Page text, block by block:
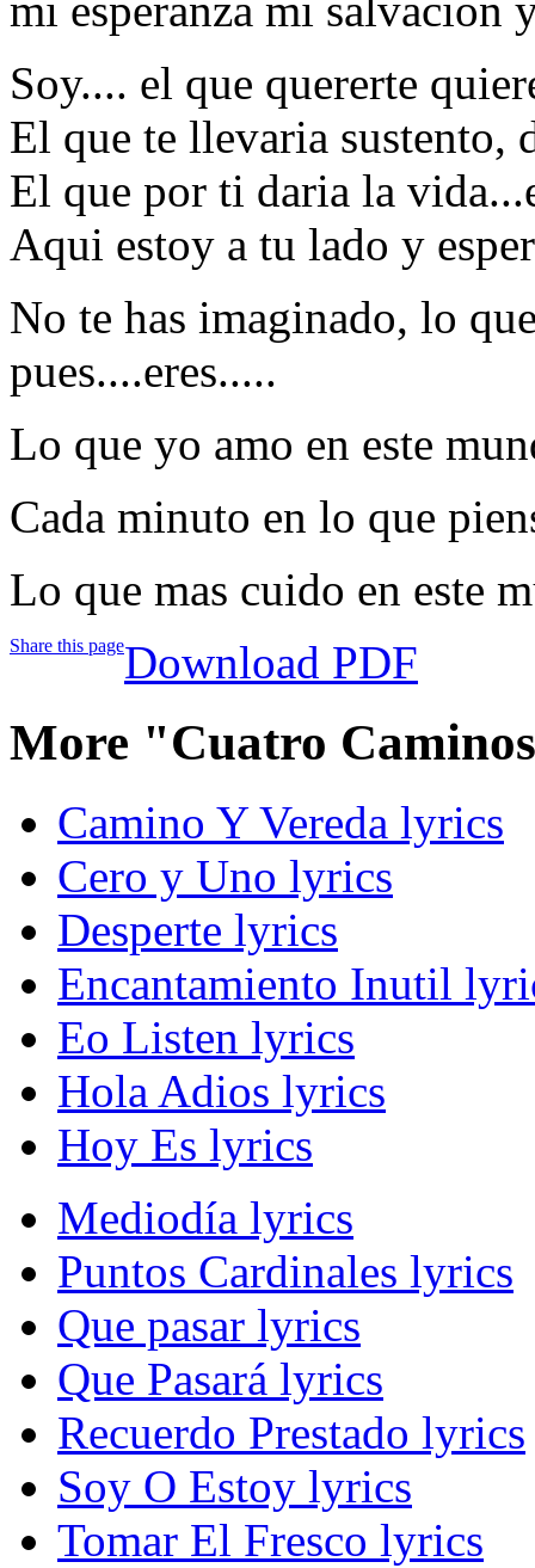
mi esperanza mi salvacion
Soy.... el que quererte
El que te llevaria sustento,
El que por ti daria la
Aqui estoy a tu lado y
No te has imaginado, lo
pues....eres.....
Lo que yo amo en este
Cada minuto en lo que
Lo que mas cuido en este
Share this pageDownload PDF
More "Cuatro
Camino Y Vereda lyrics
Cero y Uno lyrics
Desperte lyrics
Encantamiento Inutil
Eo Listen lyrics
Hola Adios lyrics
Hoy Es lyrics
Mediodía lyrics
Puntos Cardinales lyrics
Que pasar lyrics
Que Pasará lyrics
Recuerdo Prestado lyrics
Soy O Estoy lyrics
Tomar El Fresco lyrics